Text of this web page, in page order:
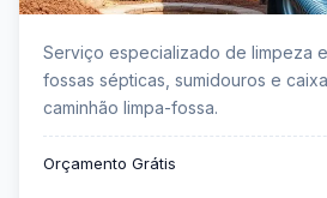
Serviço especializado de limpeza
fossas sépticas, sumidouros e
caminhão limpa-fossa.
Orçamento Grátis